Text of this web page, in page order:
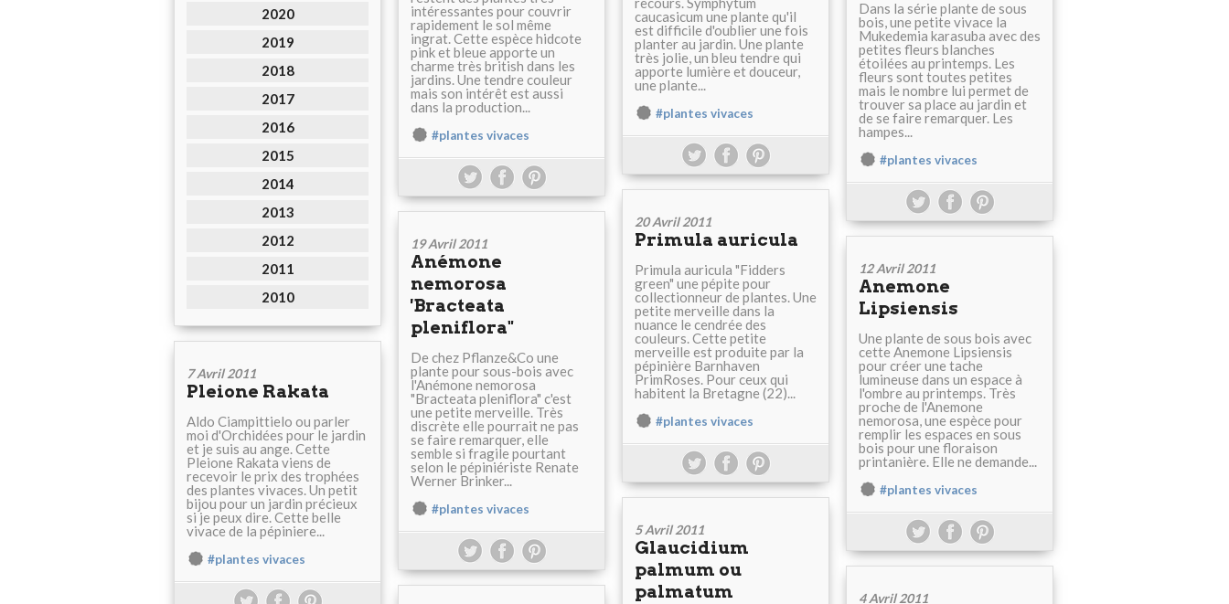
2020
2019
2018
2017
2016
2015
2014
2013
2012
2011
2010
intéressantes pour couvrir
rapidement le sol même
ingrat. Cette espèce hidcote
pink et bleue apporte un
charme très british dans les
jardins. Une tendre couleur
mais son intérêt est aussi
dans la production...
#plantes vivaces
caucasicum une plante qu'il
est difficile d'oublier une fois
planter au jardin. Une plante
très jolie, un bleu tendre qui
apporte lumière et douceur,
une plante...
#plantes vivaces
Dans la série plante de sous
bois, une petite vivace la
Mukedemia karasuba avec des
petites fleurs blanches
étoilées au printemps. Les
fleurs sont toutes petites
mais le nombre lui permet de
trouver sa place au jardin et
de se faire remarquer. Les
hampes...
#plantes vivaces
20 Avril 2011
Primula auricula
Primula auricula "Fidders
green" une pépite pour
collectionneur de plantes. Une
petite merveille dans la
nuance le cendrée des
couleurs. Cette petite
merveille est produite par la
pépinière Barnhaven
PrimRoses. Pour ceux qui
habitent la Bretagne (22)...
#plantes vivaces
19 Avril 2011
Anémone
nemorosa
'Bracteata
pleniflora"
De chez Pflanze&Co une
plante pour sous-bois avec
l'Anémone nemorosa
"Bracteata pleniflora" c'est
une petite merveille. Très
discrète elle pourrait ne pas
se faire remarquer, elle
semble si fragile pourtant
selon le pépiniériste Renate
Werner Brinker...
#plantes vivaces
12 Avril 2011
Anemone
Lipsiensis
Une plante de sous bois avec
cette Anemone Lipsiensis
pour créer une tache
lumineuse dans un espace à
l'ombre au printemps. Très
proche de l'Anemone
nemorosa, une espèce pour
remplir les espaces en sous
bois pour une floraison
printanière. Elle ne demande...
#plantes vivaces
7 Avril 2011
Pleione Rakata
Aldo Ciampittielo ou parler
moi d'Orchidées pour le jardin
et je suis au ange. Cette
Pleione Rakata viens de
recevoir le prix des trophées
des plantes vivaces. Un petit
bijou pour un jardin précieux
si je peux dire. Cette belle
vivace de la pépiniere...
#plantes vivaces
5 Avril 2011
Glaucidium
palmum ou
palmatum
4 Avril 2011